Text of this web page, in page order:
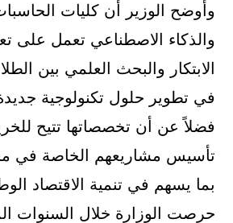
وأوضح الوزير أن كليات
والذكاء الاصطناعي تعمل على
الابتكار والبحث العلمي بين
في تطوير حلول تكنولوجية
فضلاً عن أن تخصصاتها تتيح
تأسيس مشاريعهم الخاصة في
بما يسهم في تنمية الاقتصاد
حرصت الوزارة خلال السنوات